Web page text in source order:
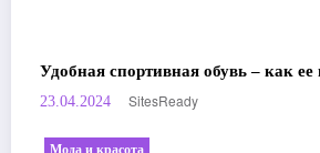
Удобная спортивная обувь – как ее
23.04.2024 SitesReady
Мода и красота